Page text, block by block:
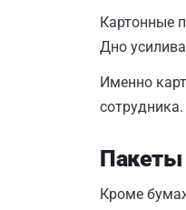
Картонные
Дно
Именно
Пакеты
Кроме